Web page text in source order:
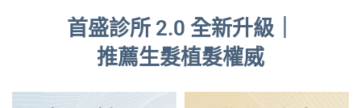
首盛診所 2.0 全新升級｜
推薦生髮植髮權威